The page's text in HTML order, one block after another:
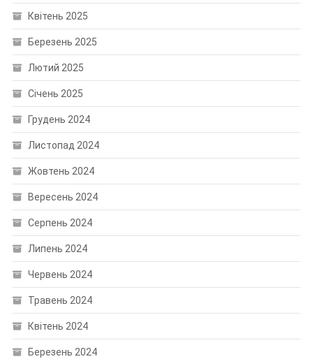
Квітень 2025
Березень 2025
Лютий 2025
Січень 2025
Грудень 2024
Листопад 2024
Жовтень 2024
Вересень 2024
Серпень 2024
Липень 2024
Червень 2024
Травень 2024
Квітень 2024
Березень 2024